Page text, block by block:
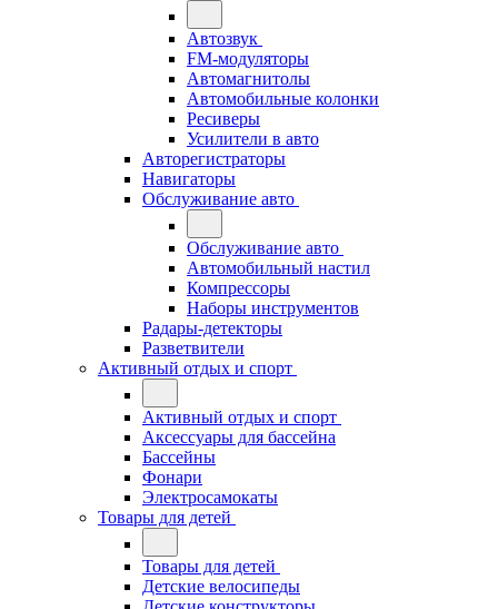
Автозвук
FM-модуляторы
Автомагнитолы
Автомобильные колонки
Ресиверы
Усилители в авто
Авторегистраторы
Навигаторы
Обслуживание авто
Обслуживание авто
Автомобильный настил
Компрессоры
Наборы инструментов
Радары-детекторы
Разветвители
Активный отдых и спорт
Активный отдых и спорт
Аксессуары для бассейна
Бассейны
Фонари
Электросамокаты
Товары для детей
Товары для детей
Детские велосипеды